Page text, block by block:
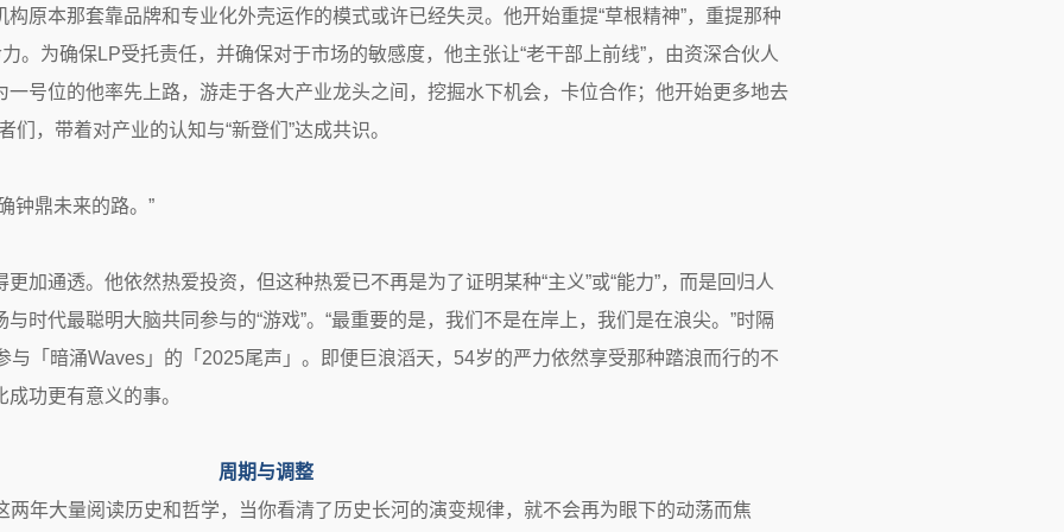
原本那套靠品牌和专业化外壳运作的模式或许已经失灵。他开始重提“草根精神”，重提那种
。为确保LP受托责任，并确保对于市场的敏感度，他主张让“老干部上前线”，由资深合伙人
一号位的他率先上路，游走于各大产业龙头之间，挖掘水下机会，卡位合作；他开始更多地去
，带着对产业的认知与“新登们”达成共识。
钟鼎未来的路。”
加通透。他依然热爱投资，但这种热爱已不再是为了证明某种“主义”或“能力”，而是回归人
时代最聪明大脑共同参与的“游戏”。“最重要的是，我们不是在岸上，我们是在浪尖。”时隔
与「暗涌Waves」的「2025尾声」。即便巨浪滔天，54岁的严力依然享受那种踏浪而行的不
功更有意义的事。
周期与调整
两年大量阅读历史和哲学，当你看清了历史长河的演变规律，就不会再为眼下的动荡而焦